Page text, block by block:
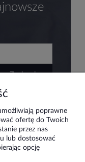
zapisz się
poprawne
ofertę do Twoich
przez nas
lub dostosować
opcję